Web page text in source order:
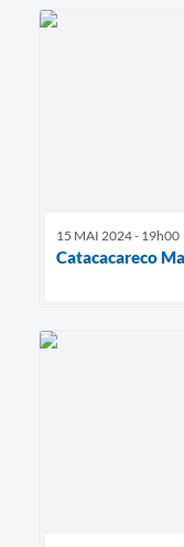
15 MAI 2024 - 19h00
Catacacareco